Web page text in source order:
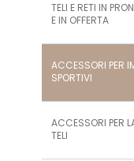
TELI E RETI IN
E IN OFFERTA
ACCESSORI PER
SPORTIVI
ACCESSORI PER
TELI